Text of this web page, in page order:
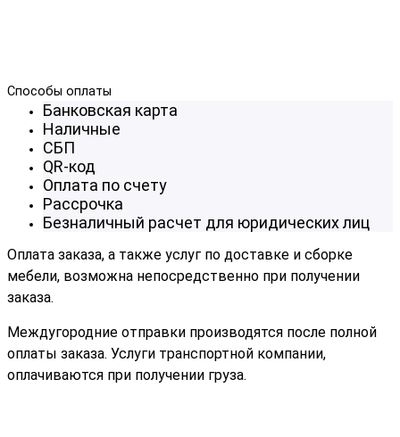
Способы оплаты
Банковская карта
Наличные
СБП
QR-код
Оплата по счету
Рассрочка
Безналичный расчет для юридических лиц
Оплата заказа, а также услуг по доставке и сборке
мебели, возможна непосредственно при получении
заказа.
Междугородние отправки производятся после полной
оплаты заказа. Услуги транспортной компании,
оплачиваются при получении груза.